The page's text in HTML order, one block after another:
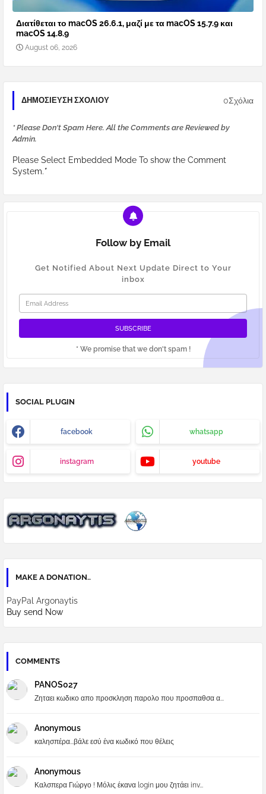
Διατίθεται το macOS 26.6.1, μαζί με τα macOS 15.7.9 και
macOS 14.8.9
August 06, 2026
ΔΗΜΟΣΊΕΥΣΗ ΣΧΟΛΊΟΥ 0Σχόλια
* Please Don't Spam Here. All the Comments are Reviewed by
Admin.
Please Select Embedded Mode To show the Comment
System.*
Follow by Email
Get Notified About Next Update Direct to Your
inbox
* We promise that we don't spam !
SOCIAL PLUGIN
facebook whatsapp
instagram youtube
MAKE A DONATION..
PayPal Argonaytis
Buy send Now
COMMENTS
PANOS027
Ζηταει κωδικο απο προσκληση παρολο που προσπαθσα α...
Anonymous
καλησπέρα...βάλε εσύ ένα κωδικό που θέλεις
Anonymous
Καλσπερα Γιώργο ! Μόλις έκανα login μου ζητάει inv...